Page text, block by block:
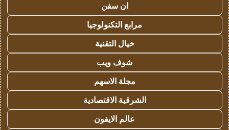
ان سفن
مرابع التكنولوجيا
خيال التقنية
شوف ويب
مجلة الاسهم
الشرقية الاقتصادية
عالم الايفون